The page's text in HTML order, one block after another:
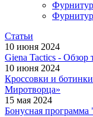
Статьи
10 июня 2024
Giena Tactics - Обзор
10 июня 2024
Кроссовки и
Миротворца»
15 мая 2024
Бонусная